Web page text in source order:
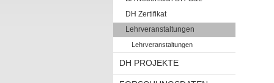
DH Zertifikat
Lehrveranstaltungen
Lehrveranstaltungen
DH PROJEKTE